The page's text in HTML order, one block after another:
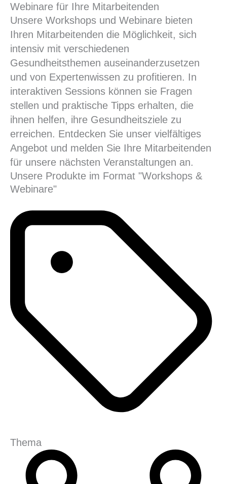
Webinare für Ihre Mitarbeitenden
Unsere Workshops und Webinare bieten
Ihren Mitarbeitenden die Möglichkeit, sich
intensiv mit verschiedenen
Gesundheitsthemen auseinanderzusetzen
und von Expertenwissen zu profitieren. In
interaktiven Sessions können sie Fragen
stellen und praktische Tipps erhalten, die
ihnen helfen, ihre Gesundheitsziele zu
erreichen. Entdecken Sie unser vielfältiges
Angebot und melden Sie Ihre Mitarbeitenden
für unsere nächsten Veranstaltungen an.
Unsere Produkte im Format "Workshops &
Webinare"
Thema